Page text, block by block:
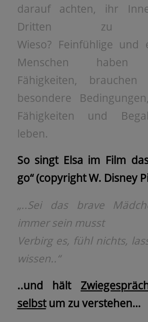
darauf achten, ihr
Dritten zu
Wieso? Feinfühlige und
Menschen haben
Fähigkeiten,
besondere
Fähigkeiten und
leben.
So singt Elsa im Film
go“ (copyright W. Disney
„..Sei das brave
immer sein musst
Verbirg es, fühl nichts,
wissen..“
..und hält
selbstum zu verstehen…